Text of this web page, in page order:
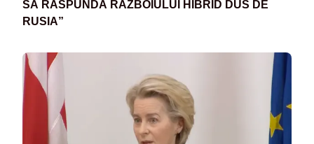
SĂ RĂSPUNDĂ RĂZBOIULUI HIBRID DUS DE
RUSIA”